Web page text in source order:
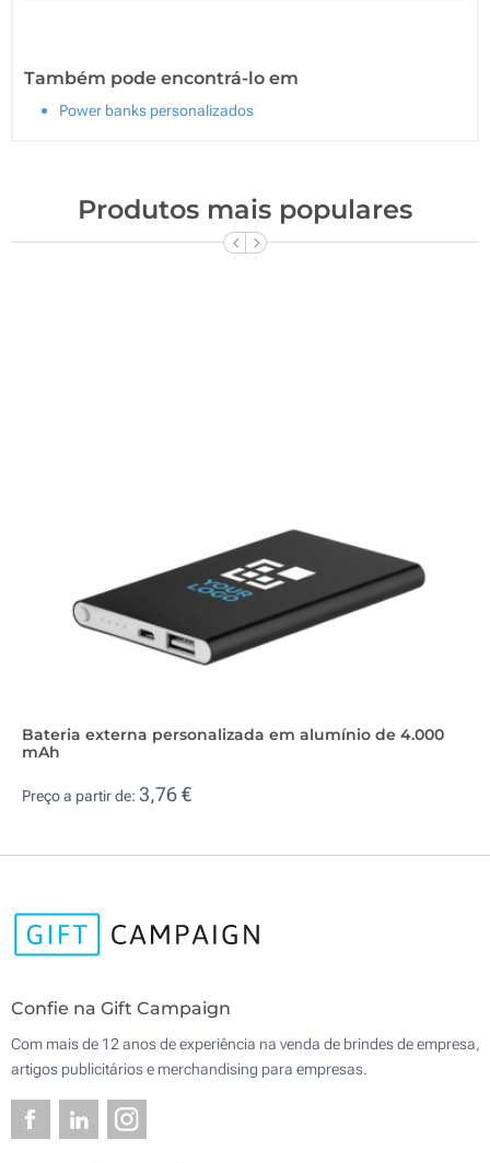
Também pode encontrá-lo em
Power banks personalizados
Produtos mais populares
Bateria externa personalizada em alumínio de 4.000
mAh
Preço a partir de: 3,76 €
Confie na Gift Campaign
Com mais de 12 anos de experiência na venda de brindes de empresa,
artigos publicitários e merchandising para empresas.